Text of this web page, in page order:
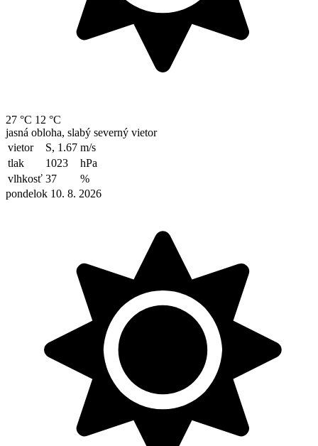
27 °C 12 °C
jasná obloha, slabý severný vietor
vietor
S, 1.67 m/s
tlak
1023
hPa
vlhkosť 37
%
pondelok 10. 8. 2026